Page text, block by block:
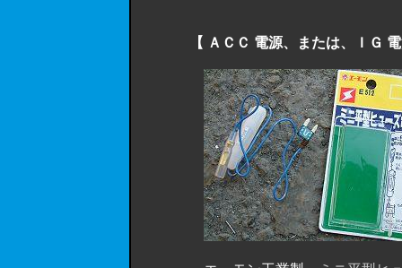
【 ＡＣＣ 電源、または、ＩＧ